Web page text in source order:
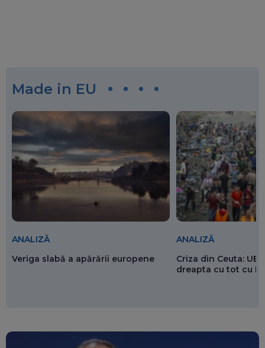
Made in EU
ANALIZĂ
Veriga slabă a apărării europene
ANALIZĂ
Criza din Ceuta: UE
dreapta cu tot cu